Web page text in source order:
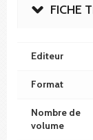
FICHE
Editeur
Format
Nombre de
volume